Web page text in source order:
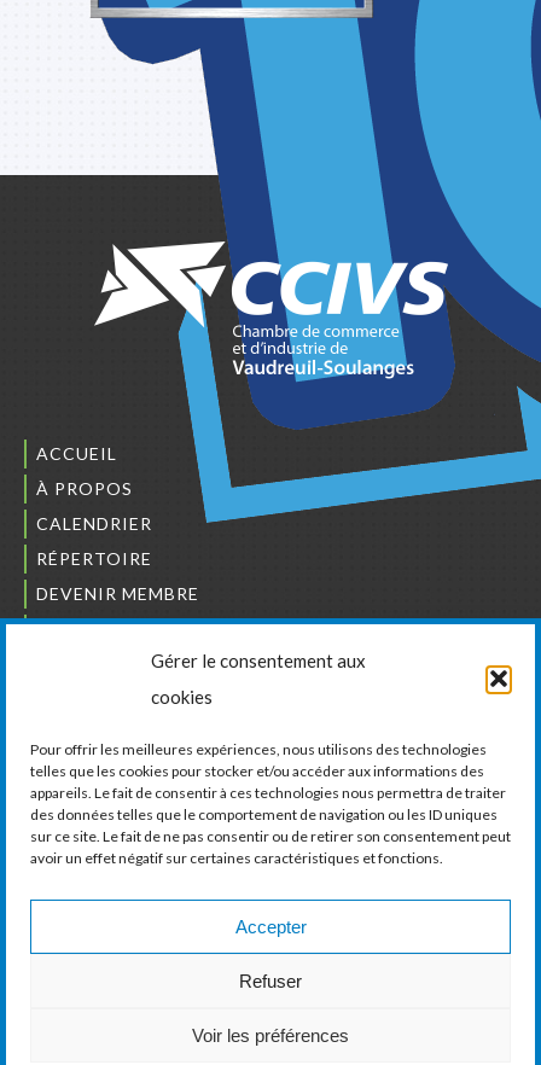
Gérer le consentement aux
cookies
Pour offrir les meilleures expériences, nous utilisons des technologies
telles que les cookies pour stocker et/ou accéder aux informations des
appareils. Le fait de consentir à ces technologies nous permettra de traiter
des données telles que le comportement de navigation ou les ID uniques
sur ce site. Le fait de ne pas consentir ou de retirer son consentement peut
avoir un effet négatif sur certaines caractéristiques et fonctions.
Accepter
Refuser
Voir les préférences
ACCUEIL
À PROPOS
CALENDRIER
RÉPERTOIRE
DEVENIR MEMBRE
NOUS JOINDRE
L’ORDRE DES BÂTISSEURS
LA CHAMBRE DE COMMERCE ET D’INDUSTRIE
DE VAUDREUIL-SOULANGES
11, boul. de la Cité-des-Jeunes, Suite 201